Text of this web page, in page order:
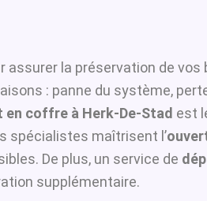
la préservation de
: panne du système,
en coffre à Herk-De-Stad est
spécialistes maîtrisent l’
De plus, un service de
supplémentaire.